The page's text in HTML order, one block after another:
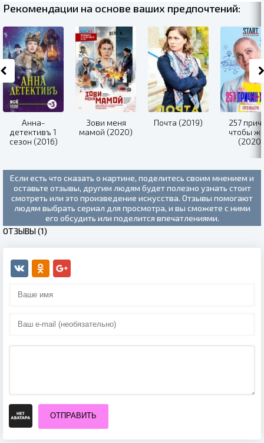
Рекомендации на основе ваших предпочтений:
Анна-
детективъ 1
сезон (2016)
Зови меня
мамой (2020)
Почта (2019)
257
чтобы
(2020)
Если есть что сказать о картине, поделитесь своим мнением и
оставьте отзывы, другим людям будет полезно узнать стоит
смотреть или это произведение искусства. Отзывы помогают
людям выбрать сериал для просмотра, и вы сможете с ними
его обсудить или поделится впечатлениями.
ОТЗЫВЫ (1)
ОТПРАВИТЬ